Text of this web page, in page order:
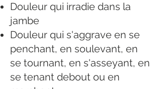
Douleur qui irradie dans la
jambe
Douleur qui s'aggrave en se
penchant, en soulevant, en
se tournant, en s'asseyant, en
se tenant debout ou en